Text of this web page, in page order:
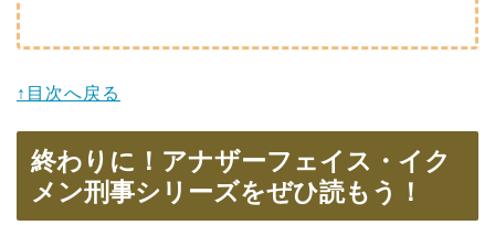
↑目次へ戻る
終わりに！アナザーフェイス・イク
メン刑事シリーズをぜひ読もう！